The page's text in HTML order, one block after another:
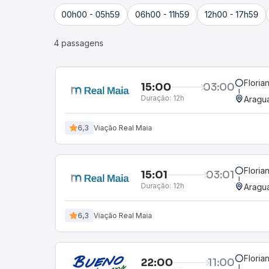
00h00 - 05h59 06h00 - 11h59 12h00 - 17h59
4 passagens
15:00 03:00
Duração: 12h
6,3 Viação Real Maia
15:01 03:01
Duração: 12h
6,3 Viação Real Maia
22:00 11:00